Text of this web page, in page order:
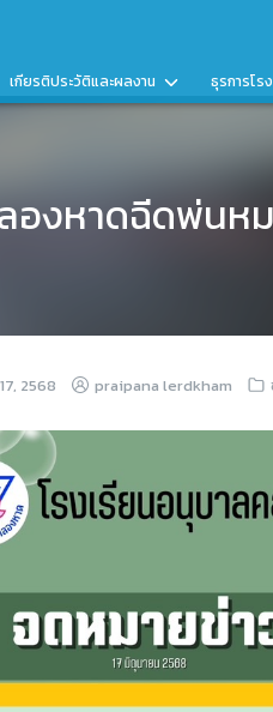
เกียรติประวัติและผลงาน ธุรการโร
องหาดฉีดพ่นห
2568 praipana lerdkham